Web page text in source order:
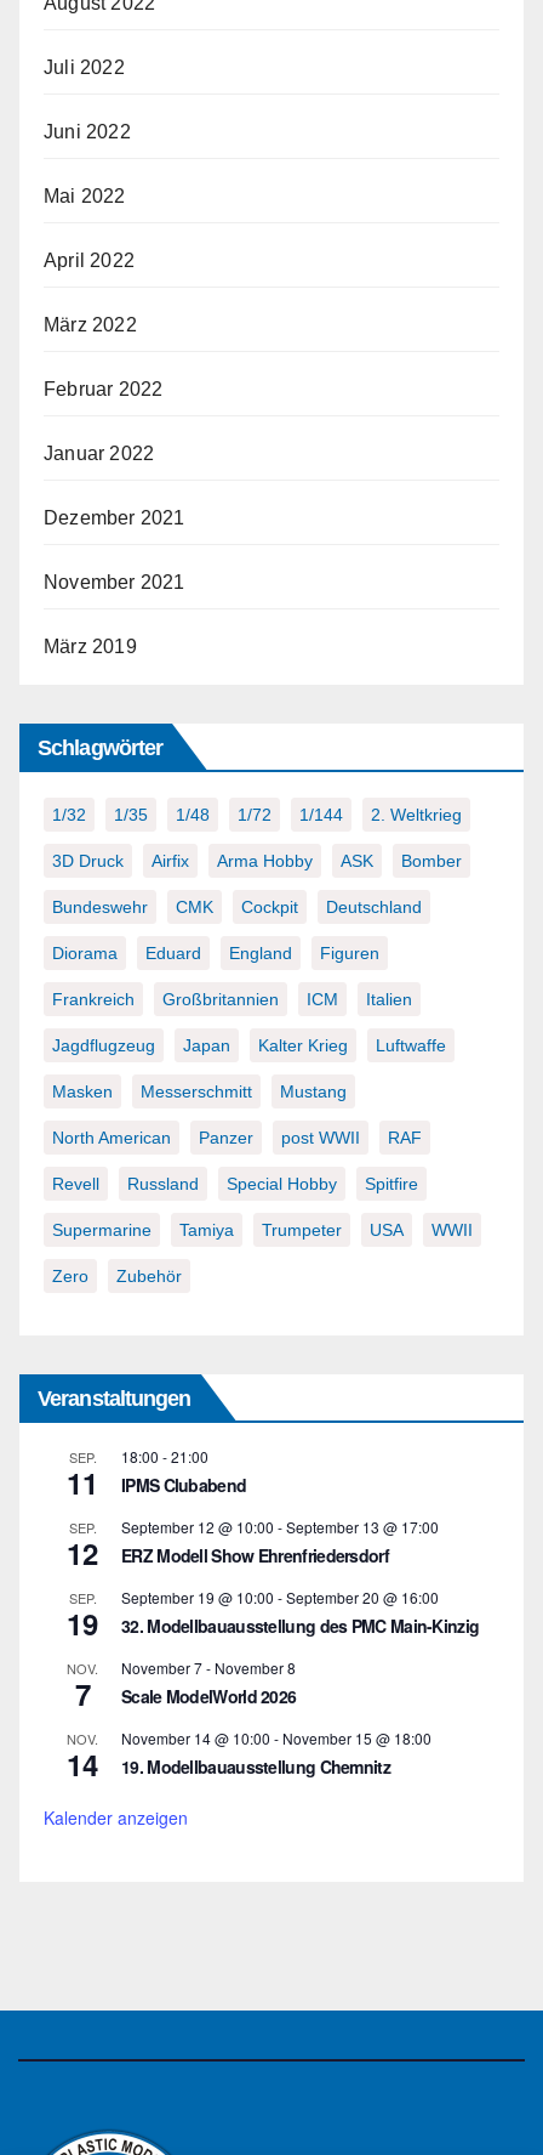
Juli 2022
Juni 2022
Mai 2022
April 2022
März 2022
Februar 2022
Januar 2022
Dezember 2021
November 2021
März 2019
Schlagwörter
1/32 1/35 1/48 1/72 1/144 2. Weltkrieg
3D Druck Airfix Arma Hobby ASK Bomber
Bundeswehr CMK Cockpit Deutschland
Diorama Eduard England Figuren
Frankreich Großbritannien ICM Italien
Jagdflugzeug Japan Kalter Krieg Luftwaffe
Masken Messerschmitt Mustang
North American Panzer post WWII RAF
Revell Russland Special Hobby Spitfire
Supermarine Tamiya Trumpeter USA WWII
Zero Zubehör
Veranstaltungen
SEP.
11
18:00 -21:00
IPMS Clubabend
SEP.
12
September 12 @ 10:00 -September 13 @ 17:00
ERZ Modell Show Ehrenfriedersdorf
SEP.
19
September 19 @ 10:00 -September 20 @ 16:00
32. Modellbauausstellung des PMC Main-Kinzig
NOV.
7
November 7- November 8
Scale ModelWorld 2026
NOV.
14
November 14 @ 10:00 - November 15 @ 18:00
19. Modellbauausstellung Chemnitz
Kalender anzeigen